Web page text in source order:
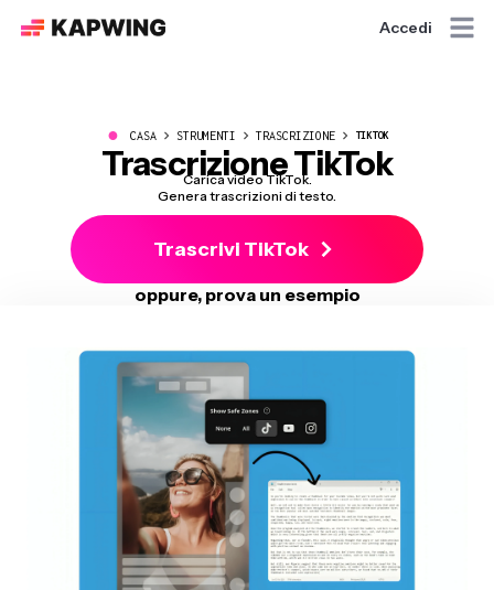
Accedi
● CASA STRUMENTI TRASCRIZIONE TIKTOK
Trascrizione TikTok
Carica video TikTok.
Genera trascrizioni di testo.
Trascrivi TikTok
oppure, prova un esempio